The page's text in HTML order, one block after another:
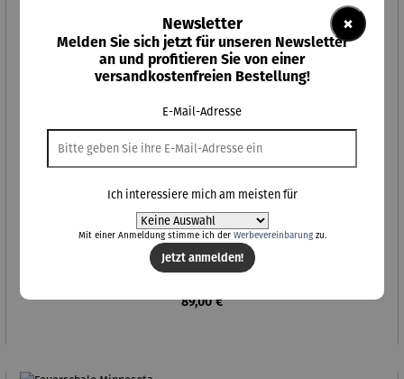
Feuerschale Louisiana
Regulärer Preis:
89,00 €
×
Newsletter
Melden Sie sich jetzt für unseren Newsletter
an und profitieren Sie von einer
versandkostenfreien Bestellung!
E-Mail-Adresse
Ich interessiere mich am meisten für
Mit einer Anmeldung stimme ich der Werbevereinbarungzu.
Jetzt anmelden!